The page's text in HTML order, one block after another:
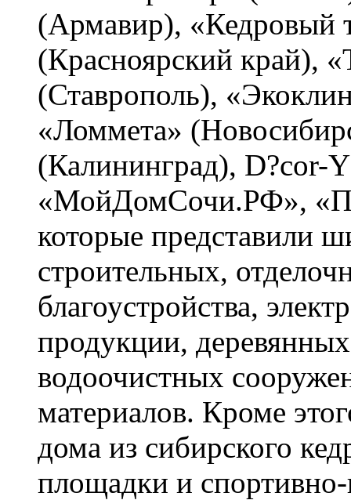
(Армавир), «Кедровый
(Красноярский край),
(Ставрополь),
«Ломмета»
(Калининград), D?cor-
«МойДомСочи.РФ»,
которые представили
строительных,
благоустройства,
продукции,
водоочистных
материалов. Кроме
дома из сибирского
площадки и